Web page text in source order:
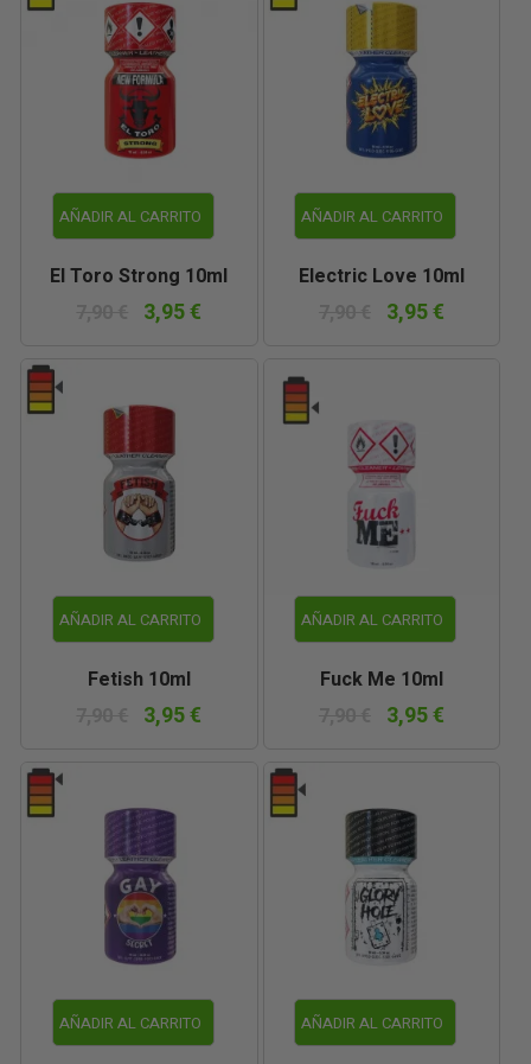
AÑADIR AL CARRITO
El Toro Strong 10ml
3,95 €
AÑADIR AL CARRITO
Electric Love 10ml
3,95 €
AÑADIR AL CARRITO
Fetish 10ml
3,95 €
AÑADIR AL CARRITO
Fuck Me 10ml
3,95 €
AÑADIR AL CARRITO AÑADIR AL CARRITO